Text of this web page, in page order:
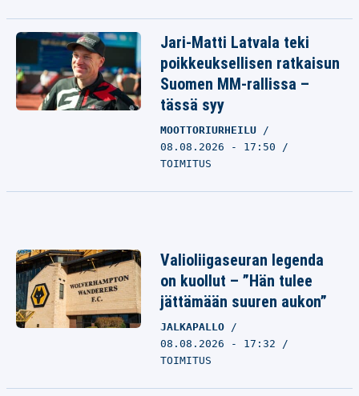
Jari-Matti Latvala teki
poikkeuksellisen ratkaisun
Suomen MM-rallissa –
tässä syy
MOOTTORIURHEILU
08.08.2026 - 17:50
TOIMITUS
Valioliigaseuran legenda
on kuollut – ”Hän tulee
jättämään suuren aukon”
JALKAPALLO
08.08.2026 - 17:32
TOIMITUS